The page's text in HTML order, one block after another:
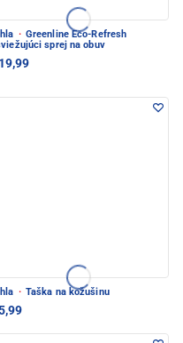
· Greenline Eco-Refresh
sprej na obuv
· Taška na kožušinu